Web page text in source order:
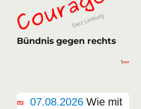
Bündnis gegen rechts
07.08.2026 Wie mit